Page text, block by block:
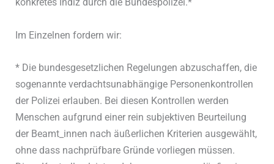
konkretes Indiz durch die Bundespolizei.*
Im Einzelnen fordern wir:
* Die bundesgesetzlichen Regelungen abzuschaffen, die
sogenannte verdachtsunabhängige Personenkontrollen
der Polizei erlauben. Bei diesen Kontrollen werden
Menschen aufgrund einer rein subjektiven Beurteilung
der Beamt_innen nach äußerlichen Kriterien ausgewählt,
ohne dass nachprüfbare Gründe vorliegen müssen.